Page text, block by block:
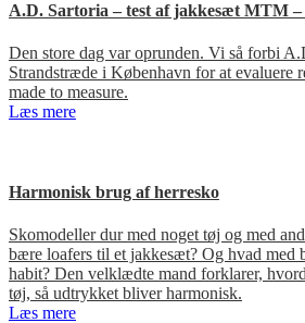
A.D. Sartoria – test af jakkesæt MTM –
Den store dag var oprunden. Vi så forbi
Strandstræde i København for at evaluere
made to measure.
Læs mere
Harmonisk brug af herresko
Skomodeller dur med noget tøj og med
bære loafers til et jakkesæt? Og hvad med
habit? Den velklædte mand forklarer,
tøj, så udtrykket bliver harmonisk.
Læs mere